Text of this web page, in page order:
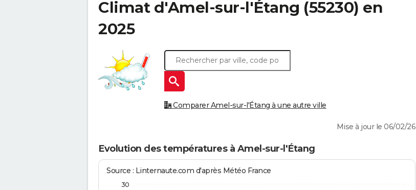
Climat d'Amel-sur-l'Étang (55230) en
2025
Comparer Amel-sur-l'Étang à une autre ville
Mise à jour le 06/02/26
Evolution des températures à Amel-sur-l'Étang
Source : Linternaute.com d'après Météo France
30